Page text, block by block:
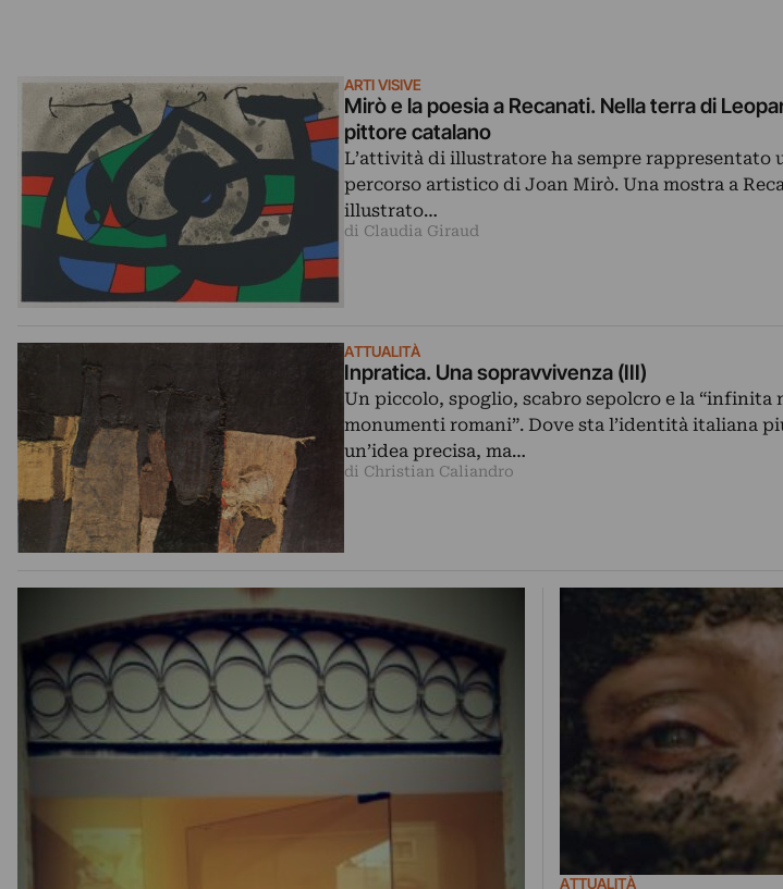
ARTI VISIVE
Mirò e la poesia a Recanati. Nella terra di
pittore catalano
L’attività di illustratore ha sempre rappresentato
percorso artistico di Joan Mirò. Una mostra a
illustrato…
di Claudia Giraud
ATTUALITÀ
Inpratica. Una sopravvivenza (III)
Un piccolo, spoglio, scabro sepolcro e la “infinita
monumenti romani”. Dove sta l’identità italiana
un’idea precisa, ma…
di Christian Caliandro
ATTUALITÀ